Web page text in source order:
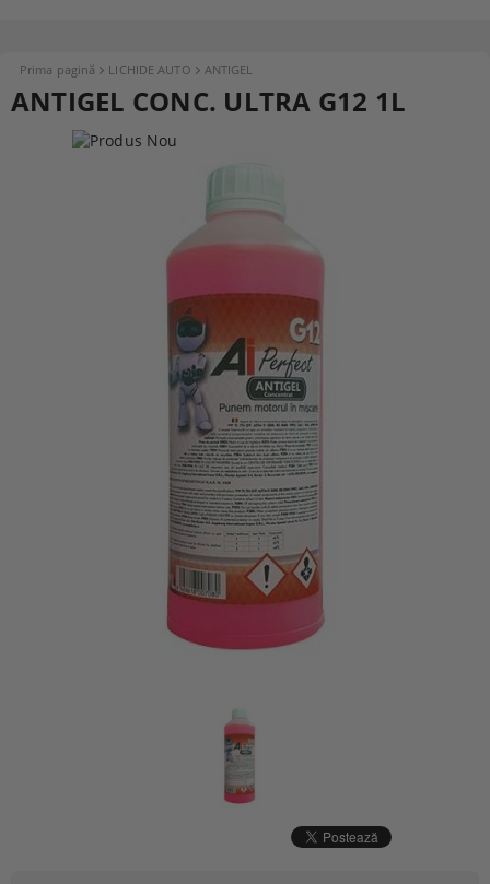
Prima pagină LICHIDE AUTO ANTIGEL
ANTIGEL CONC. ULTRA G12 1L